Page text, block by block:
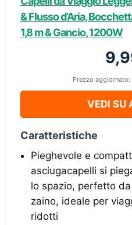
& Flusso d’Aria,
1,8 m & Gancio, 1200W
Prezzo
VEDI SU
Caratteristiche
Pieghevole e
asciugacapelli si
lo spazio, perfetto
zaino, ideale per
ridotti